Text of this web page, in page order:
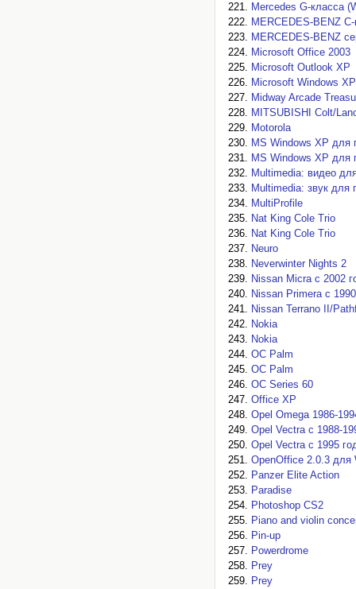
Mercedes G-класса
MERCEDES-BENZ
MERCEDES-BENZ
Microsoft Office 2003
Microsoft Outlook XP
Microsoft Windows XP
Midway Arcade
MITSUBISHI Colt/
Motorola
MS Windows XP для
MS Windows XP для
Multimedia: видео
Multimedia: звук для
MultiProfile
Nat King Cole Trio
Nat King Cole Trio
Neuro
Neverwinter Nights 2
Nissan Micra с 2002
Nissan Primera с
Nissan Terrano II/
Nokia
Nokia
OC Palm
OC Palm
OC Series 60
Office XP
Opel Omega 1986-
Opel Vectra с 1988-
Opel Vectra с 1995
OpenOffice 2.0.3 для
Panzer Elite Action
Paradise
Photoshop CS2
Piano and violin
Pin-up
Powerdrome
Prey
Prey